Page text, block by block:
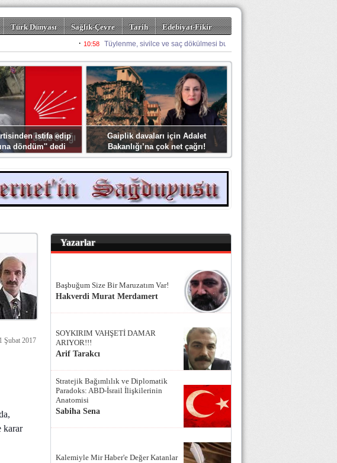
Türk Dünyası Sağlık-Çevre Tarih
Edebiyat-Fikir
istifa edip
döndüm'' dedi
Gaiplik davaları için Adalet
Bakanlığı’na çok net çağrı!
1 Şubat 2017
karar
Yazarlar
Başbuğum Size Bir Maruzatım Var!
Hakverdi Murat Merdamert
SOYKIRIM VAHŞETİ DAMAR
ARIYOR!!!
Arif Tarakcı
Stratejik Bağımlılık ve Diplomatik
Paradoks: ABD-İsrail İlişkilerinin
Anatomisi
Sabiha Sena
Kalemiyle Mir Haber'e Değer Katanlar